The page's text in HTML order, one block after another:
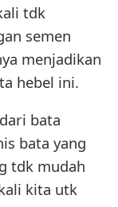
tdk
semen
menjadikan
hebel ini.
bata
bata yang
tdk mudah
kita utk